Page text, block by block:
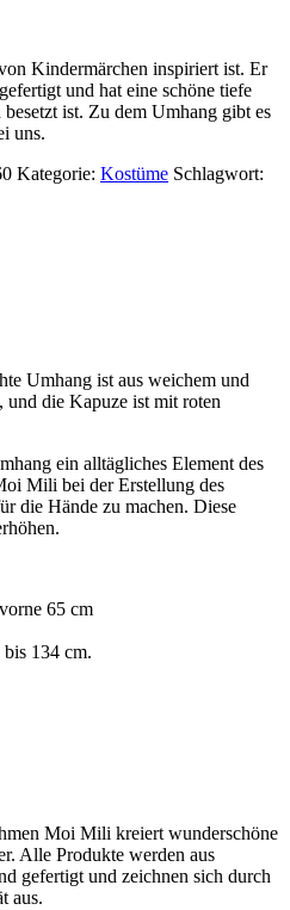
Kindermärchen inspiriert ist. Er
und hat eine schöne tiefe
ist. Zu dem Umhang gibt es
uns.
Kategorie: Kostüme Schlagwort:
Umhang ist aus weichem und
und die Kapuze ist mit roten
ein alltägliches Element des
Mili bei der Erstellung des
die Hände zu machen. Diese
65 cm
134 cm.
Moi Mili kreiert wunderschöne
Alle Produkte werden aus
gefertigt und zeichnen sich durch
aus.